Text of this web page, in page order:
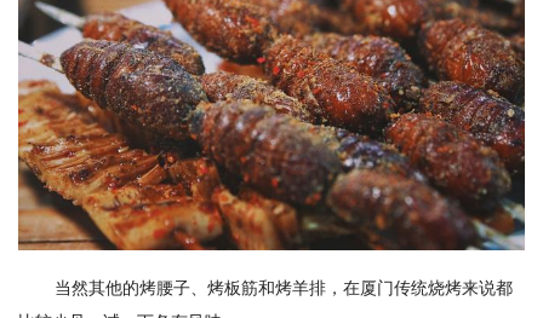
当然其他的烤腰子、烤板筋和烤羊排，在厦门传统烧烤来说都